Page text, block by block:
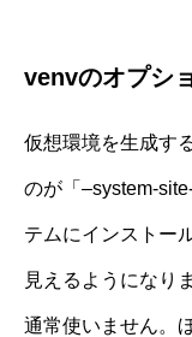
venvのオプシ
仮想環境を生成す
のが「–system-
テムにインストー
見えるようになり
通常使いません。